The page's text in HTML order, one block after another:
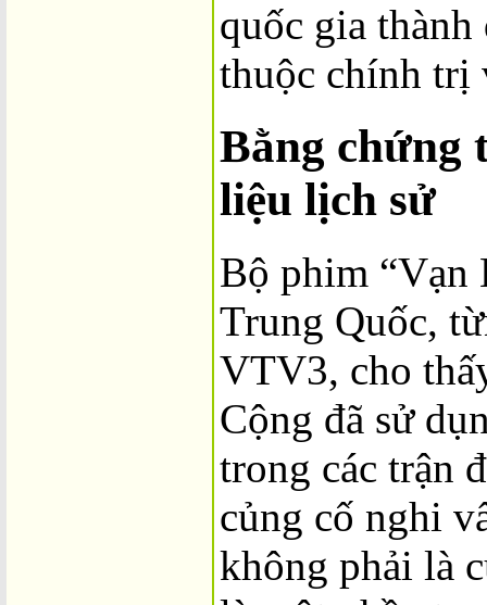
quốc gia thành
thuộc chính trị
Bằng chứng
liệu lịch sử
Bộ phim “Vạn
Trung Quốc,
VTV3, cho
Cộng đã sử
trong các trận
củng cố nghi
không phải là